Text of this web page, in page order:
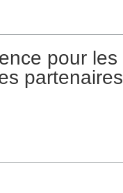
pour les
partenaires